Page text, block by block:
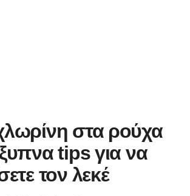
στα ρούχα
tips για να
τον λεκέ